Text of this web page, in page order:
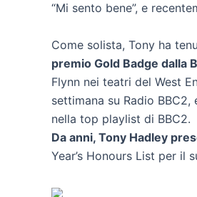
“Mi sento bene”, e
Come solista, Tony ha
premio Gold Badge dalla
Flynn nei teatri del West
settimana su Radio BBC2,
nella top playlist di BBC2.
Da anni, Tony Hadley
Year’s Honours List per il